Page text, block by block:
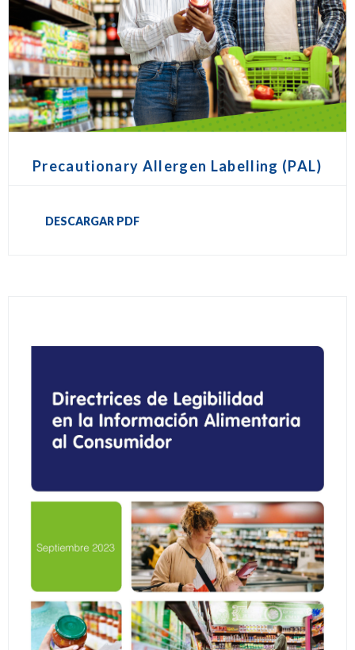
Precautionary Allergen Labelling (PAL)
DESCARGAR PDF